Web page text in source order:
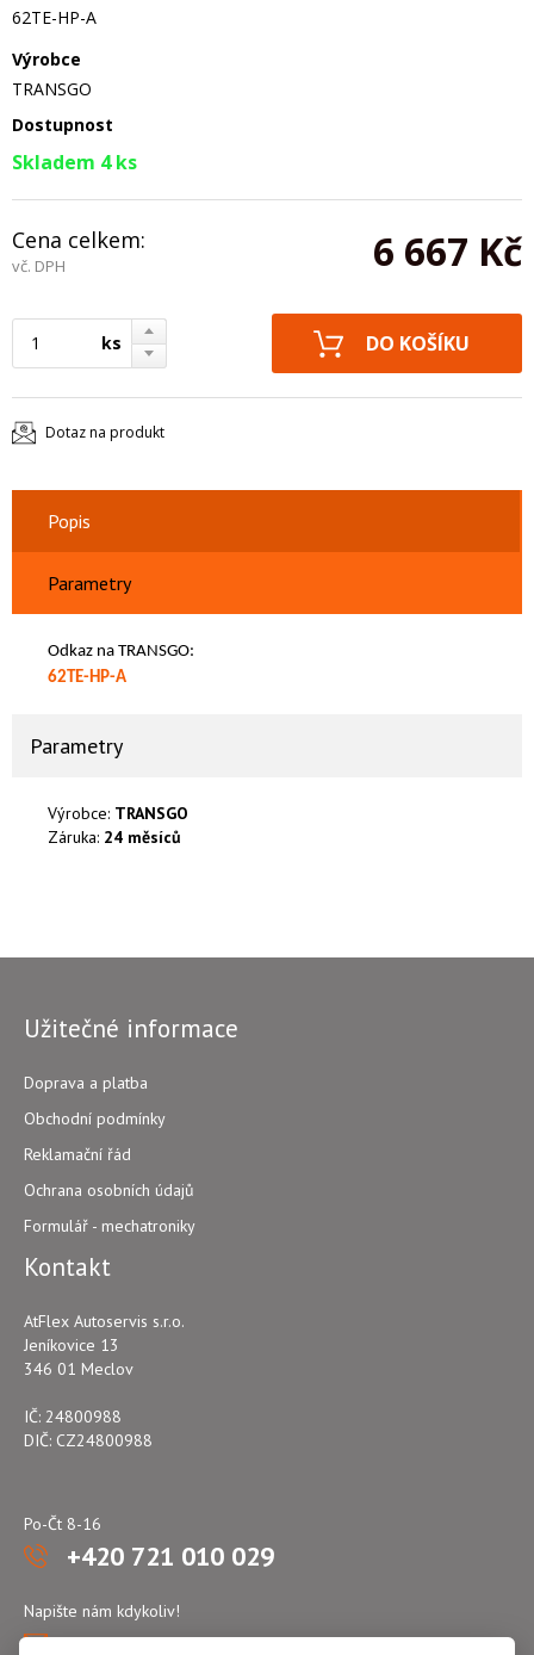
62TE-HP-A
Výrobce
TRANSGO
Dostupnost
Skladem 4 ks
Cena celkem:
vč. DPH 6 667 Kč
ks
Dotaz na produkt
Popis
Parametry
Odkaz na TRANSGO:
62TE-HP-A
Parametry
Výrobce: TRANSGO
Záruka: 24 měsíců
Užitečné informace
Doprava a platba
Obchodní podmínky
Reklamační řád
Ochrana osobních údajů
Formulář - mechatroniky
Kontakt
AtFlex Autoservis s.r.o.
Jeníkovice 13
346 01 Meclov
IČ: 24800988
DIČ: CZ24800988
Po-Čt 8-16
+420 721 010 029
Napište nám kdykoliv!
atflex@seznam.cz